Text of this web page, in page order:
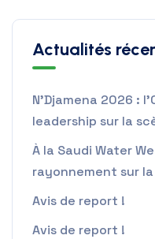
Actualités
N’Djamena 2026 :
leadership sur la
À la Saudi Water
rayonnement sur
Avis de report !
Avis de report !